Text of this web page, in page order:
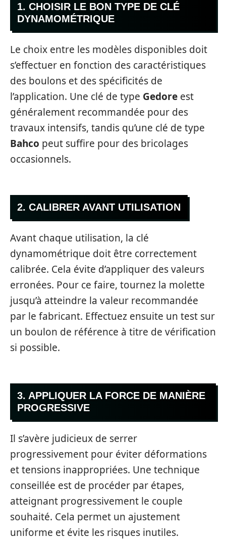
1. CHOISIR LE BON TYPE DE CLÉ
DYNAMOMÉTRIQUE
Le choix entre les modèles disponibles doit
s’effectuer en fonction des caractéristiques
des boulons et des spécificités de
l’application. Une clé de type Gedore est
généralement recommandée pour des
travaux intensifs, tandis qu’une clé de type
Bahco peut suffire pour des bricolages
occasionnels.
2. CALIBRER AVANT UTILISATION
Avant chaque utilisation, la clé
dynamométrique doit être correctement
calibrée. Cela évite d’appliquer des valeurs
erronées. Pour ce faire, tournez la molette
jusqu’à atteindre la valeur recommandée
par le fabricant. Effectuez ensuite un test sur
un boulon de référence à titre de vérification
si possible.
3. APPLIQUER LA FORCE DE MANIÈRE
PROGRESSIVE
Il s’avère judicieux de serrer
progressivement pour éviter déformations
et tensions inappropriées. Une technique
conseillée est de procéder par étapes,
atteignant progressivement le couple
souhaité. Cela permet un ajustement
uniforme et évite les risques inutiles.